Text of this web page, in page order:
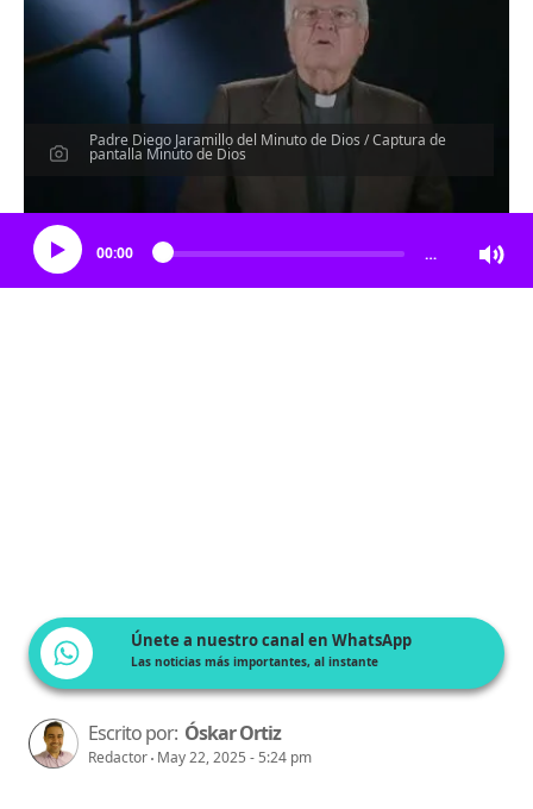
Padre Diego Jaramillo del Minuto de Dios / Captura de
pantalla Minuto de Dios
00:00 …
Únete a nuestro canal en WhatsApp
Las noticias más importantes, al instante
Escrito por: Óskar Ortiz
Redactor May 22, 2025 - 5:24 pm